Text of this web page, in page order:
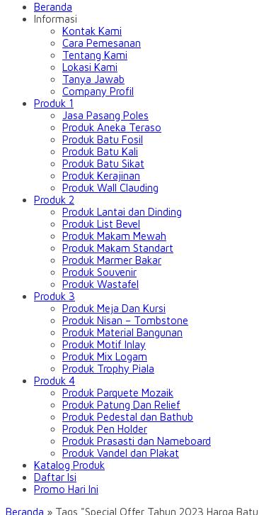
Beranda
Informasi
Kontak Kami
Cara Pemesanan
Tentang Kami
Lokasi Kami
Tanya Jawab
Company Profil
Produk 1
Jasa Pasang Poles
Produk Aneka Teraso
Produk Batu Fosil
Produk Batu Kali
Produk Batu Sikat
Produk Kerajinan
Produk Wall Clauding
Produk 2
Produk Lantai dan Dinding
Produk List Bevel
Produk Makam Mewah
Produk Makam Standart
Produk Marmer Bakar
Produk Souvenir
Produk Wastafel
Produk 3
Produk Meja Dan Kursi
Produk Nisan – Tombstone
Produk Material Bangunan
Produk Motif Inlay
Produk Mix Logam
Produk Trophy Piala
Produk 4
Produk Parquete Mozaik
Produk Patung Dan Relief
Produk Pedestal dan Bathub
Produk Pen Holder
Produk Prasasti dan Nameboard
Produk Vandel dan Plakat
Katalog Produk
Daftar Isi
Promo Hari Ini
Beranda » Tags "Special Offer Tahun 2023 Harga